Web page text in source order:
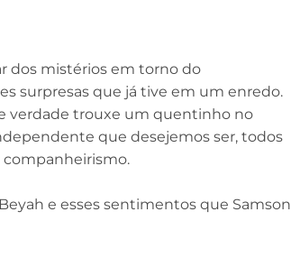
dos mistérios em torno do
surpresas que já tive em um enredo.
verdade trouxe um quentinho no
que desejemos ser, todos
companheirismo.
e esses sentimentos que Samson